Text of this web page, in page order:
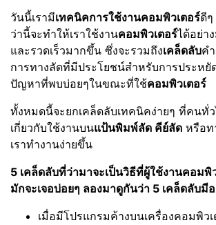
วันนี้เรามีเทคนิคการใช้งานคอมพิวเตอร์ดี
ว่านี้จะทำให้เราใช้งานคอมพิวเตอร์ได้อย่า
และรวดเร็วมากขึ้น ซึ่งจะรวมถึงเคล็ดลับค
การทางลัดที่มีประโยชน์สำหรับการประหยั
ปัญหาที่พบบ่อยๆในขณะที่ใช้คอมพิวเตอร์
ทั้งหมดนี้จะยกเคล็ดลับเทคนิคง่ายๆ ที่คนทั่ว
เกี่ยวกับใช้งานบนแป้นพิมพ์ลัด คีย์ลัด หรือท
เราทำงานง่ายขึ้น
5 เคล็ดลับที่ว่ามาจะเป็นวิธีที่ผู้ใช้งานคอม
มักจะเจอบ่อยๆ ลองมาดูกันว่า 5 เคล็ดลับมี
เมื่อมีโปรแกรมค้างบนเครื่องคอมพิวเ